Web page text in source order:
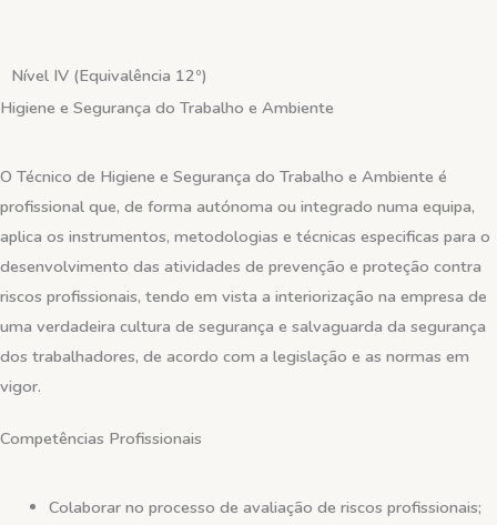
content
Nível IV (Equivalência 12º)
Higiene e Segurança do Trabalho e Ambiente
O Técnico de Higiene e Segurança do Trabalho e Ambiente é
profissional que, de forma autónoma ou integrado numa equipa,
aplica os instrumentos, metodologias e técnicas especificas para o
desenvolvimento das atividades de prevenção e proteção contra
riscos profissionais, tendo em vista a interiorização na empresa de
uma verdadeira cultura de segurança e salvaguarda da segurança
dos trabalhadores, de acordo com a legislação e as normas em
vigor.
Competências Profissionais
Colaborar no processo de avaliação de riscos profissionais;